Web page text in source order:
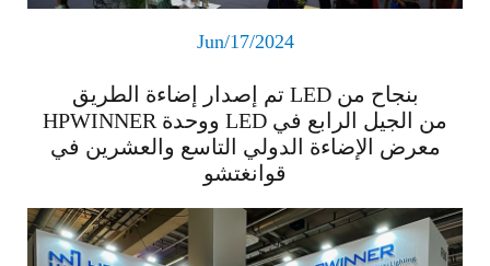
Jun/17/2024
تم إصدار إضاءة الطريق LED بنجاح من
HPWINNER ووحدة LED من الجيل الرابع في
معرض الإضاءة الدولي التاسع والعشرين في
قوانغتشو
اقرأ المزيد